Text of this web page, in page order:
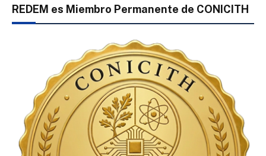
REDEM es Miembro Permanente de CONICITH